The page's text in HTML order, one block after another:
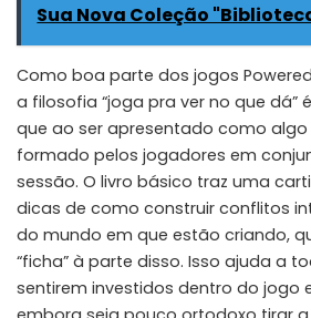
Sua Nova Coleção
Como boa parte dos jogos
a filosofia “joga pra ver no que dá”
que ao ser apresentado como algo
formado pelos jogadores em
sessão. O livro básico traz uma
dicas de como construir conflitos
do mundo em que estão criando,
“ficha” à parte disso. Isso ajuda a
sentirem investidos dentro do jogo